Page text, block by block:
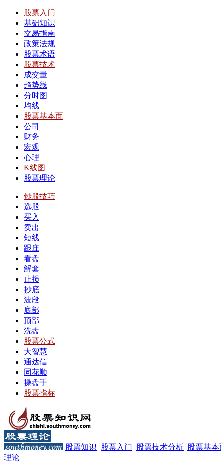
股票入门
基础知识
交易指南
政策法规
股票术语
股票技术
成交量
趋势线
分时图
均线
股票基本面
公司
财务
宏观
心理
K线图
股票理论
炒股技巧
选股
买入
卖出
短线
跟庄
看盘
解套
止损
抄底
波段
底部
顶部
洗盘
股票公式
大智慧
通达信
同花顺
操盘手
股票指标
股票知识 股票入门 股票技术分析 股票基本
理论